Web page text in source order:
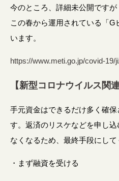
今のところ、詳細未公開ですが
この春から運用されている「
います。
https://www.meti.go.jp/covid-19/
【新型コロナウイルス関
手元資金はできるだけ多く確
す。返済のリスケなどを申し
なくなるため、最終手段にして
・まず融資を受ける